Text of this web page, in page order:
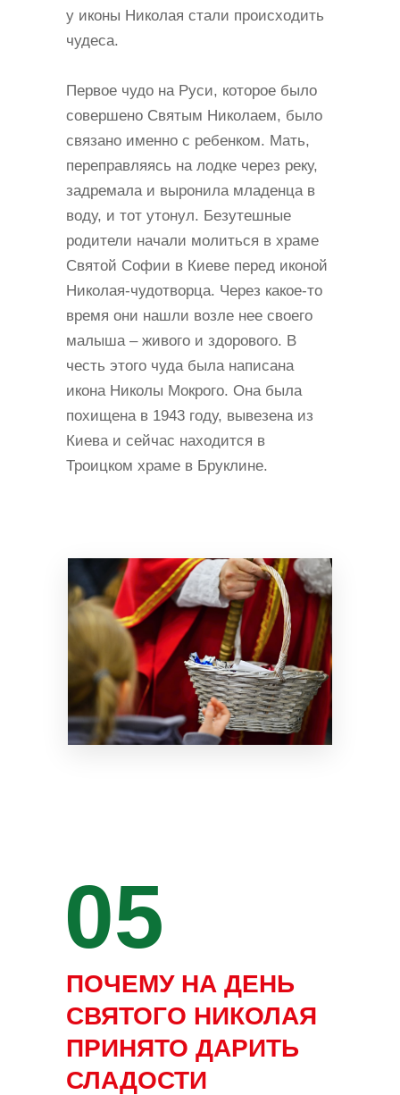
у иконы Николая стали происходить
чудеса.
Первое чудо на Руси, которое было
совершено Святым Николаем, было
связано именно с ребенком. Мать,
переправляясь на лодке через реку,
задремала и выронила младенца в
воду, и тот утонул. Безутешные
родители начали молиться в храме
Святой Софии в Киеве перед иконой
Николая-чудотворца. Через какое-то
время они нашли возле нее своего
малыша – живого и здорового. В
честь этого чуда была написана
икона Николы Мокрого. Она была
похищена в 1943 году, вывезена из
Киева и сейчас находится в
Троицком храме в Бруклине.
ПОЧЕМУ НА ДЕНЬ
СВЯТОГО НИКОЛАЯ
ПРИНЯТО ДАРИТЬ
СЛАДОСТИ
05